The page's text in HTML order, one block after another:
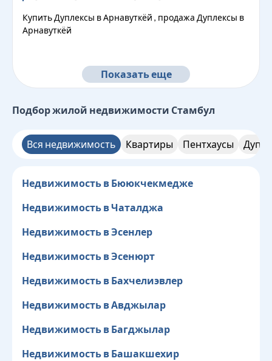
Купить Дуплексы в Арнавуткёй , продажа Дуплексы в
Арнавуткёй
Показать еще
Подбор жилой недвижимости Стамбул
Вся недвижимость Квартиры Пентхаусы
Недвижимость в Бююкчекмедже
Недвижимость в Чаталджа
Недвижимость в Эсенлер
Недвижимость в Эсенюрт
Недвижимость в Бахчелиэвлер
Недвижимость в Авджылар
Недвижимость в Багджылар
Недвижимость в Башакшехир